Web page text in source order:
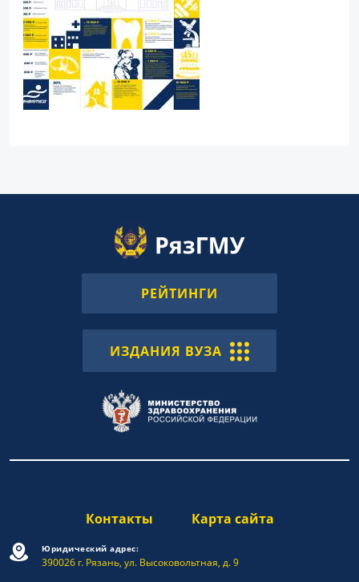
РЕЙТИНГИ
ИЗДАНИЯ ВУЗА
Контакты Карта сайта
Юридический адрес:
390026 г. Рязань, ул. Высоковольтная, д. 9